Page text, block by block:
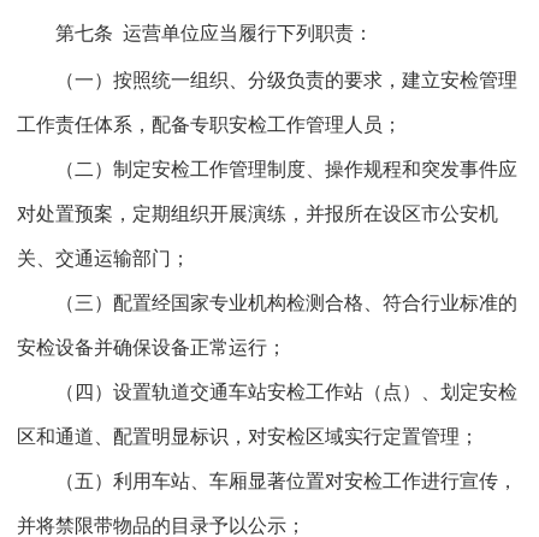
第七条 运营单位应当履行下列职责：
（一）按照统一组织、分级负责的要求，建立安检管理
工作责任体系，配备专职安检工作管理人员；
（二）制定安检工作管理制度、操作规程和突发事件应
对处置预案，定期组织开展演练，并报所在设区市公安机
关、交通运输部门；
（三）配置经国家专业机构检测合格、符合行业标准的
安检设备并确保设备正常运行；
（四）设置轨道交通车站安检工作站（点）、划定安检
区和通道、配置明显标识，对安检区域实行定置管理；
（五）利用车站、车厢显著位置对安检工作进行宣传，
并将禁限带物品的目录予以公示；